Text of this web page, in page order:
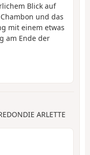
Blick auf
und das
mit einem etwas
am Ende der
ARLETTE